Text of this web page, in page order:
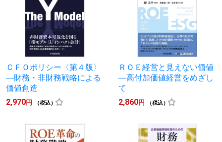
ＣＦＯポリシー〈第４版〉
―財務・非財務戦略による
価値創造
2,970円 （税込）
ＲＯＥ経営と見えない価値
―高付加価値経営をめざし
て
2,860円 （税込）